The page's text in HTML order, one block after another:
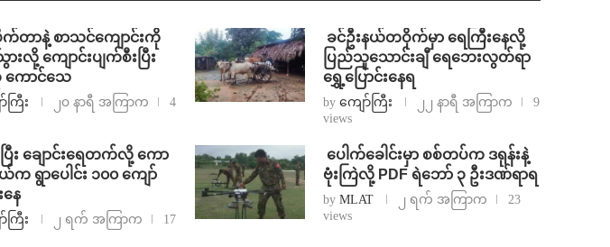
က်တာနဲ့ စာသင်ကျောင်းကို
ားလို့ ကျောင်းပျက်စီးပြီး
ကောင်သေ
ကြီး ၂၀ နာရီ အကြာက
4
⁩ ⁨ခင်ဦးနယ်တဝိုက်မှာ ရေကြီးနေလို့
ပြည်သူသောင်းချီ ရေဘေးလွတ်ရာ
ရွှေ့ပြောင်းနေရ
byကျော်ကြီး ၂၂ နာရီ အကြာက
9
views
းပြီး ချောင်းရေတက်လို့ ကော
က ရွာပေါင်း ၁၀၀ ကျော်
နေ
ကြီး ၂ ရက် အကြာက
17
⁩ ⁨ပေါက်ခေါင်းမှာ စစ်တပ်က ဒရုန်းနဲ့
ဗုံးကြဲလို့ PDF ရဲဘော် ၃ ဦးဒဏ်ရာရ
byMLAT ၂ ရက် အကြာက
23
views